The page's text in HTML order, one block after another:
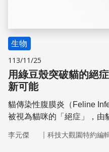
生物
113/11/25
用綠豆殼突破貓的絕
新可能
貓傳染性腹膜炎（Feline
被視為貓咪的「絕症」，由
顯示出治療效果，但在臺灣
李元傑 ｜ 科技大觀園特約編